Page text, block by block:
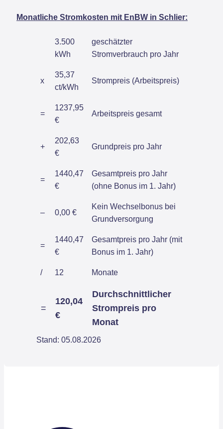
Monatliche Stromkosten mit EnBW in Schlier:
3.500
kWh
geschätzter
Stromverbrauch pro Jahr
x
35,37
ct/kWh
Strompreis (Arbeitspreis)
=
1237,95
€
Arbeitspreis gesamt
+
202,63
€
Grundpreis pro Jahr
=
1440,47
€
Gesamtpreis pro Jahr
(ohne Bonus im 1. Jahr)
– 0,00 €
Kein Wechselbonus bei
Grundversorgung
=
1440,47
€
Gesamtpreis pro Jahr (mit
Bonus im 1. Jahr)
/ 12 Monate
=
120,04
€
Durchschnittlicher
Strompreis pro
Monat
Stand: 05.08.2026